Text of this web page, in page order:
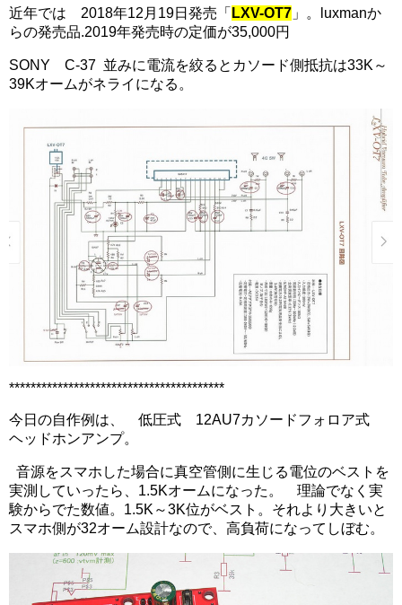
近年では 2018年12月19日発売「 LXV-OT7 」。luxmanか
らの発売品.2019年発売時の定価が35,000円
SONY C-37 並みに電流を絞るとカソード側抵抗は33K～
39Kオームがネライになる。
****************************************
今日の自作例は、 低圧式 12AU7カソードフォロア式
ヘッドホンアンプ。
音源をスマホした場合に真空管側に生じる電位のベストを
実測していったら、1.5Kオームになった。 理論でなく実
験からでた数値。1.5K～3K位がベスト。それより大きいと
スマホ側が32オーム設計なので、高負荷になってしぼむ。